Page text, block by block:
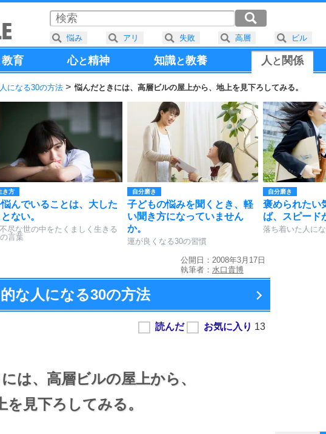
教育 心と精神 知識と教養 人と 関係
になる30の方法 悩んだときには、高層ビルの屋上から、地上を見下ろしてみる。
き方
んでいることは、大した
ない。
尽な世の中をたくましく生きる
言葉
自分磨き
子どもの悩みを聞くとき、軽
い聞き方になっていません
か。
運が良くなる30の習慣
自分磨き
褒められたい
ば、スピード
落ち着いた人に
公開日：2008年3月17日
執筆者： 水口貴博
な人になる30の方法
は、 高層ビルの屋上から、
を見下ろしてみる。
悩み アリ 失敗 高層 ビル